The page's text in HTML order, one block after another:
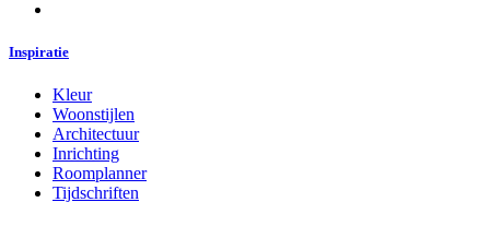
Inspiratie
Kleur
Woonstijlen
Architectuur
Inrichting
Roomplanner
Tijdschriften